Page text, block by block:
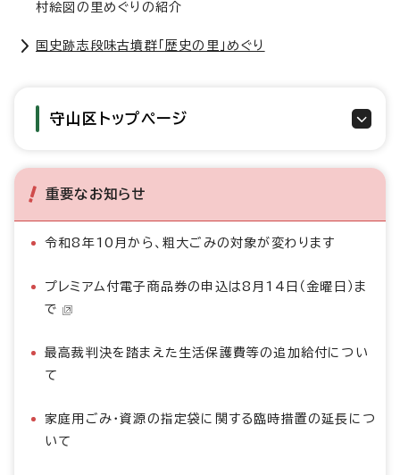
村絵図の里めぐりの紹介
国史跡志段味古墳群「歴史の里」めぐり
守山区トップページ
重要なお知らせ
令和8年10月から、粗大ごみの対象が変わります
プレミアム付電子商品券の申込は8月14日（金曜日）ま
で
最高裁判決を踏まえた生活保護費等の追加給付につい
て
家庭用ごみ・資源の指定袋に関する臨時措置の延長につ
いて